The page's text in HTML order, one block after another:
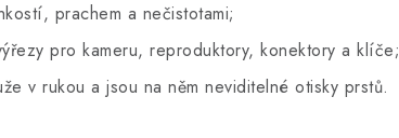
prachem a nečistotami;
pro kameru, reproduktory, konektory a klíče;
v rukou a jsou na něm neviditelné otisky prstů.